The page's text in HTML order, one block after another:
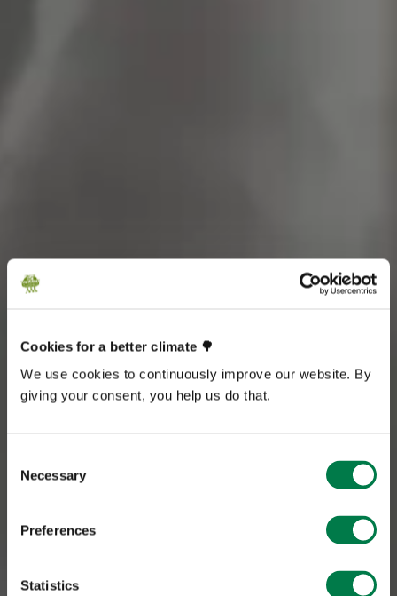
Cookies for a better climate 🌳
We use cookies to continuously improve our website. By
giving your consent, you help us do that.
Selection
Necessary
Preferences
Statistics